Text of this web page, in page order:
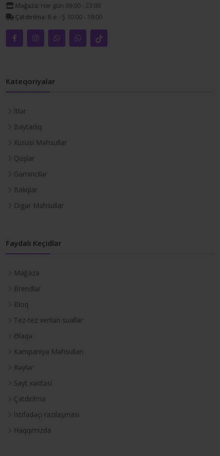
Mağaza: Hər gün 09:00 - 23:00
Çatdırılma: B.e - Ş 10:00 - 19:00
Kateqoriyalar
İtlər
Baytarlıq
Xüsusi Məhsullar
Quşlar
Gəmiricilər
Balıqlar
Digər Məhsullar
Faydalı Keçidlər
Mağaza
Brendlər
Bloq
Tez-tez verilən suallar
Əlaqə
Kampaniya Məhsulları
Rəylər
Sayt xəritəsi
Çatdırılma
İstifadəçi razılaşması
Haqqımızda